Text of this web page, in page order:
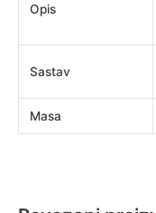
Opis
Sastav
Masa